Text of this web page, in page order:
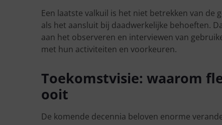
Een laatste valkuil is het niet betrekken van
als het aansluit bij daadwerkelijke behoeften.
aan het observeren en interviewen van
met hun activiteiten en voorkeuren.
Toekomstvisie: waarom
ooit
De komende decennia beloven enorme